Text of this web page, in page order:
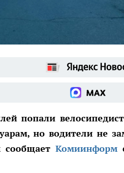
попали
но водители не
Комиинформ